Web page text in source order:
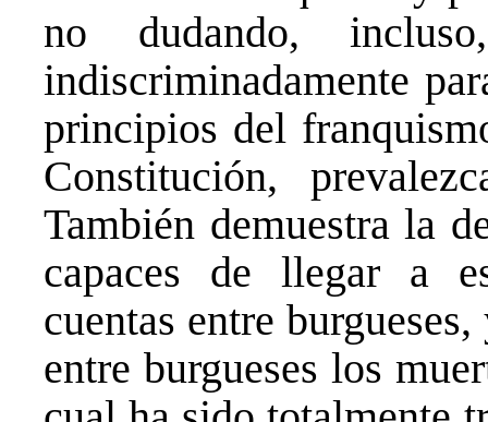
no dudando,
indiscriminadamente
principios del
Constitución,
También demuestra la
capaces de llegar a
cuentas entre
entre burgueses los